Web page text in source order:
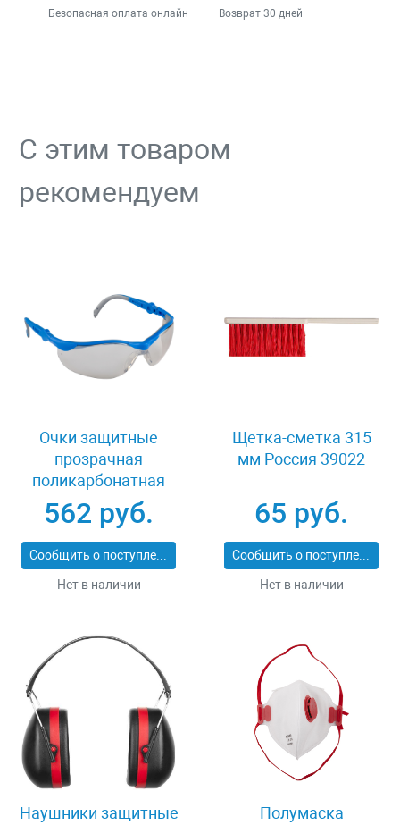
Безопасная оплата онлайн Возврат 30 дней
С этим товаром
рекомендуем
Очки защитные
прозрачная
поликарбонатная
монолинза ЗУБР
ЭКСПЕРТ 110310
562 руб.
Сообщить о поступлении
Нет в наличии
Щетка-сметка 315
мм Россия 39022
65 руб.
Сообщить о поступлении
Нет в наличии
Наушники защитные Полумаска